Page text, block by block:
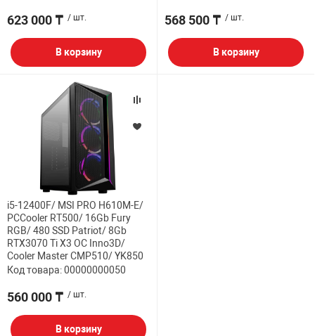
623 000 ₸ / шт.
В корзину
568 500 ₸ / шт.
В корзину
i5-12400F/ MSI PRO H610M-E/
PCCooler RT500/ 16Gb Fury
RGB/ 480 SSD Patriot/ 8Gb
RTX3070 Ti X3 OC Inno3D/
Cooler Master CMP510/ YK850
Код товара: 00000000050
560 000 ₸ / шт.
В корзину